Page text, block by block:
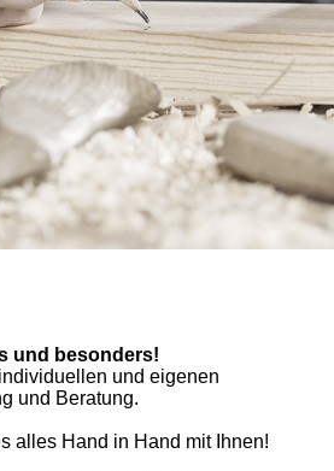
und besonders!
und eigenen
und Beratung.
alles Hand in Hand mit Ihnen!